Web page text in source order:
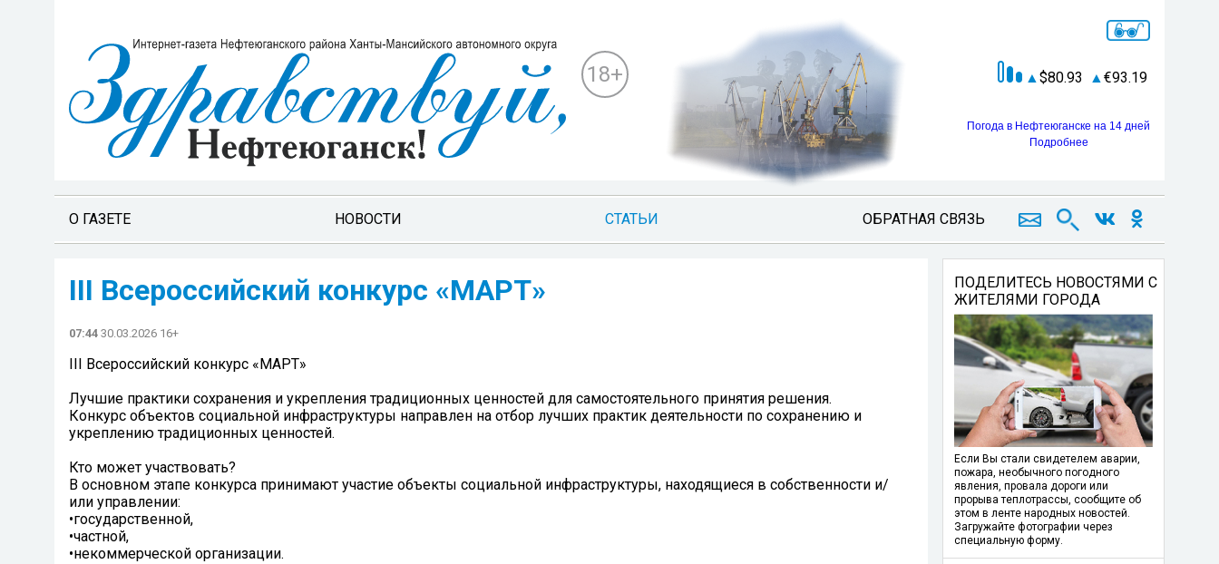
18+ 80.93 93.19
Погода в Нефтеюганске на 14 дней
Подробнее
О ГАЗЕТЕ НОВОСТИ СТАТЬИ ОБРАТНАЯ СВЯЗЬ
III Всероссийский конкурс «МАРТ»
07:44 30.03.2026 16+
III Всероссийский конкурс «МАРТ»
Лучшие практики сохранения и укрепления традиционных ценностей для самостоятельного принятия решения.
Конкурс объектов социальной инфраструктуры направлен на отбор лучших практик деятельности по сохранению и
укреплению традиционных ценностей.
Кто может участвовать?
В основном этапе конкурса принимают участие объекты социальной инфраструктуры, находящиеся в собственности и/
или управлении:
•государственной,
•частной,
•некоммерческой организации.
ПОДЕЛИТЕСЬ НОВОСТЯМИ С
ЖИТЕЛЯМИ ГОРОДА
Если Вы стали свидетелем аварии,
пожара, необычного погодного
явления, провала дороги или
прорыва теплотрассы, сообщите об
этом в ленте народных новостей.
Загружайте фотографии через
специальную форму.